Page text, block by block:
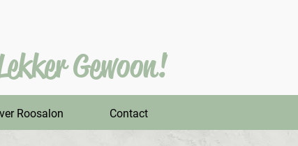
Gewoon!
Roosalon Contact